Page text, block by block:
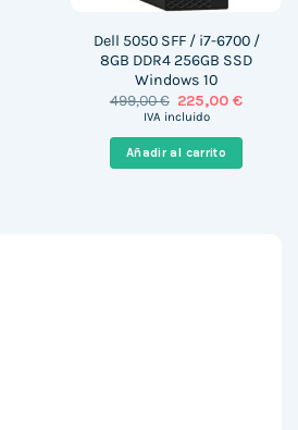
Dell 5050 SFF / i7-6700 /
8GB DDR4 256GB SSD
Windows 10
499,00€ El
precio
era:
499,00 €.
225,00€El
es:
225,00
IVA incluido
Añadir al carrito